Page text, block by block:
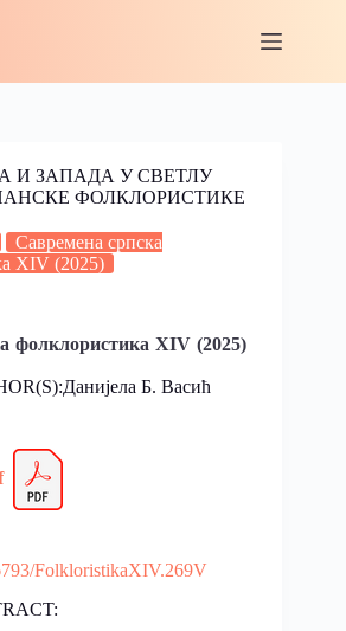
И ЗАПАДА У СВЕТЛУ
ФОЛКЛОРИСТИКЕ
Савремена српска
XIV (2025)
фолклористика XIV (2025)
Б. Васић
FolkloristikaXIV.269V